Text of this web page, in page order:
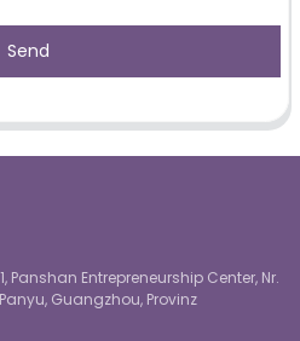
Send
Panshan Entrepreneurship Center, Nr.
Guangzhou, Provinz